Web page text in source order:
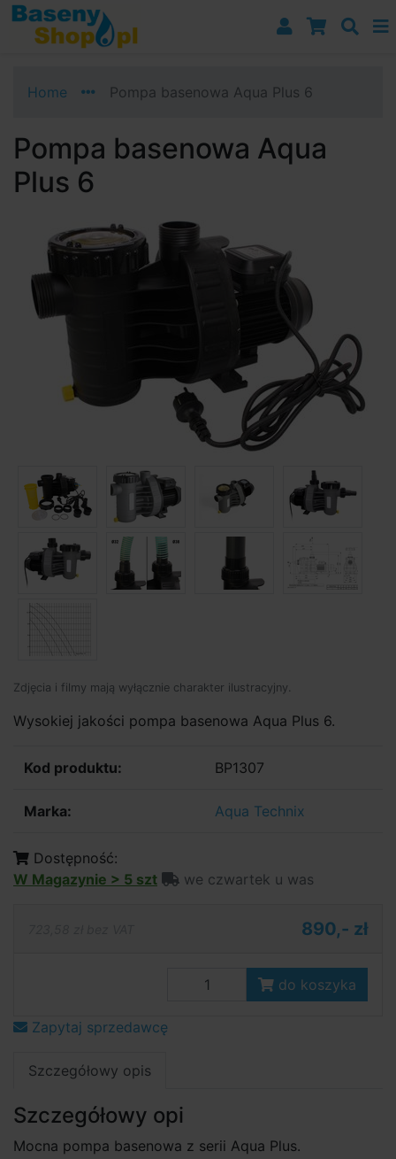
Przejdź do nawigacji
Przejdź do treści
Przejdź do paska bocznego
Home Pompa basenowa Aqua Plus 6
Pompa basenowa Aqua
Plus 6
Zdjęcia i filmy mają wyłącznie charakter ilustracyjny.
Wysokiej jakości pompa basenowa Aqua Plus 6.
Kod produktu: BP1307
Marka: Aqua Technix
Dostępność:
W Magazynie > 5 szt
we czwartek u was
890,- zł
do koszyka
Zapytaj sprzedawcę
Szczegółowy opis
Szczegółowy opi
Mocna pompa basenowa z serii Aqua Plus.